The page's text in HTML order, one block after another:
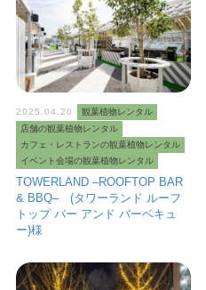
TOWERLAND –ROOFTOP BAR
& BBQ– (タワーランド ルーフ
トップ バー アンド バーベキュ
ー)様
2025.04.20
観葉植物レンタル
店舗の観葉植物レンタル
カフェ・レストランの観葉植物レンタル
イベント会場の観葉植物レンタル